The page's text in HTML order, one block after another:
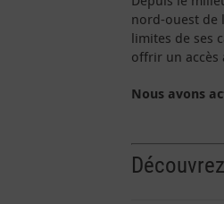
nord-ouest de
limites de ses
offrir un accès
Nous avons